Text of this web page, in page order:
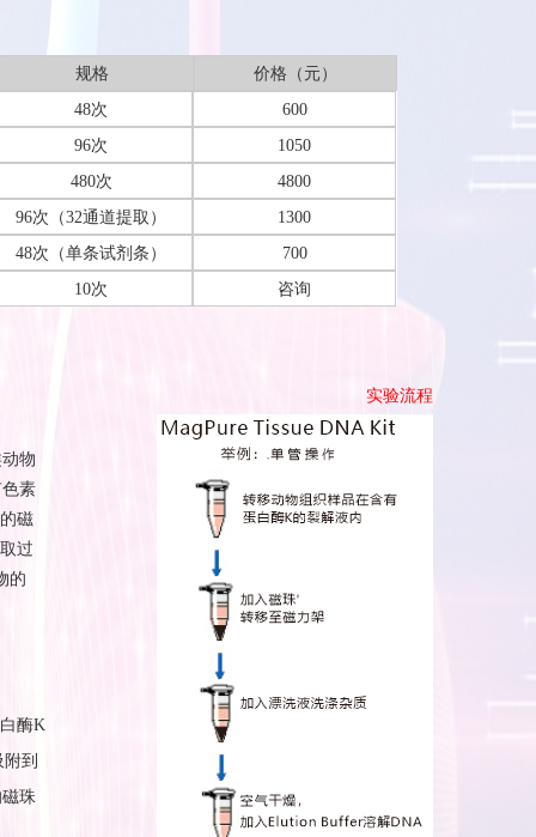
规格
价格（元）
48次
600
96次
1050
480次
4800
96次（32通道提取）
1300
48次（单条试剂条）
700
10次
咨询
实验流程
物
素
磁
过
的
酶K
附到
珠